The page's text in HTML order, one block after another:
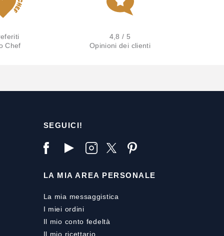
Chef
4,8 / 5
Opinioni dei clienti
SEGUICI!
LA MIA AREA PERSONALE
La mia messaggistica
I miei ordini
Il mio conto fedeltà
Il mio ricettario